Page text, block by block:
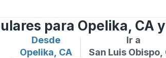
para Opelika, CA
Desde
Opelika, CA
Rutas de autobuses desde
Ir a
San Luis Obispo,
Rutas de